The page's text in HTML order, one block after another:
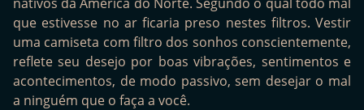
que estivesse no ar ficaria preso nestes filtros. Vestir
uma camiseta com filtro dos sonhos conscientemente,
reflete seu desejo por boas vibrações, sentimentos e
acontecimentos, de modo passivo, sem desejar o mal
a ninguém que o faça a você.